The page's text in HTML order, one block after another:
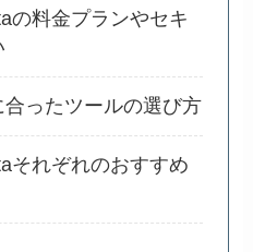
の料金プランやセキ
ったツールの選び方
それぞれのおすすめ